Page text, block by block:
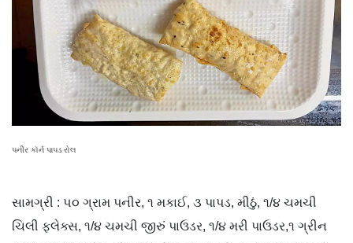
પનીર કૉર્ન પાપડ રોલ
સામગ્રી : ૫૦ ગ્રામ પનીર, ૧ મકાઈ, ૩ પાપડ, મીઠું, ૧/૪ ચમચી
ચિલી ફ્લેક્સ, ૧/૪ ચમચી જીરું પાઉડર, ૧/૪ મરી પાઉડર,૧ ગ્રીન